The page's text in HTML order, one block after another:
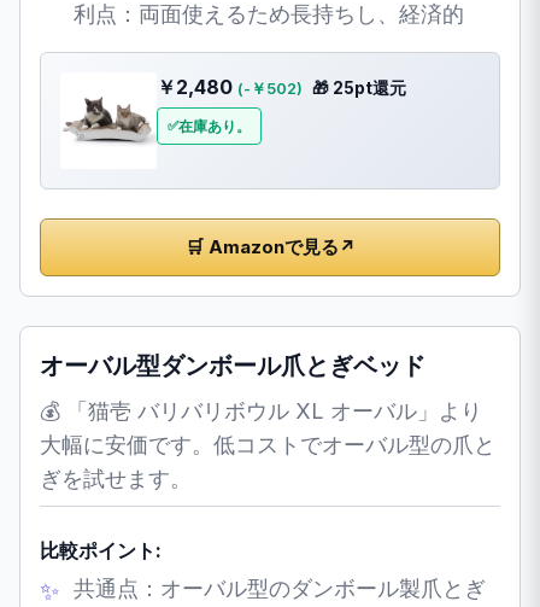
利点：両面使えるため長持ちし、経済的
￥2,480 (-￥502) 🎁 25pt還元
在庫あり。
🛒 Amazonで見る ↗
オーバル型ダンボール爪とぎベッド
💰 「猫壱 バリバリボウル XL オーバル」より
大幅に安価です。低コストでオーバル型の爪と
ぎを試せます。
比較ポイント:
共通点：オーバル型のダンボール製爪とぎ